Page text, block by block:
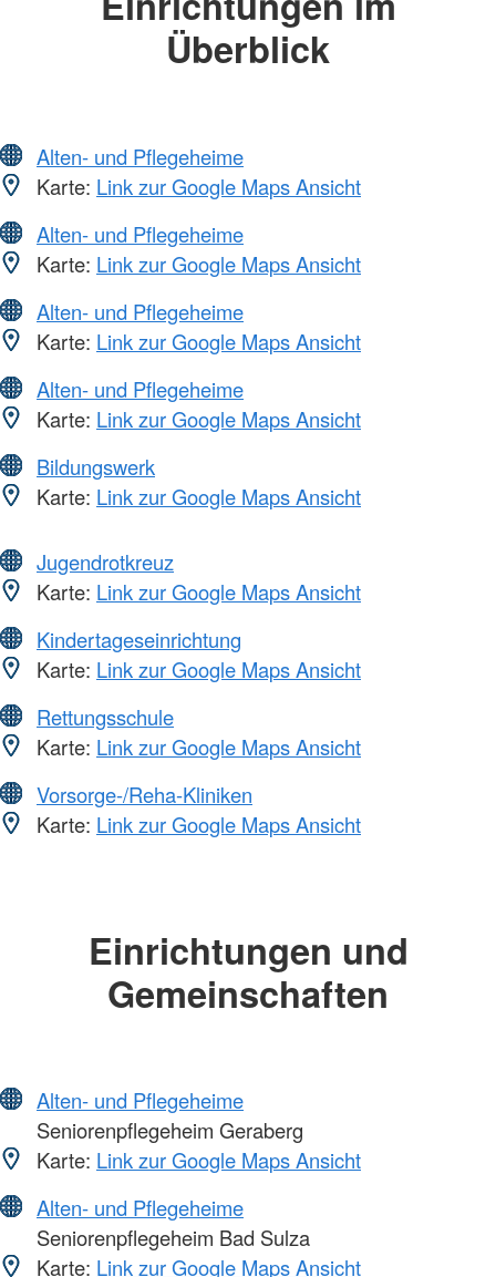
Überblick
Alten- und Pflegeheime
Karte: Link zur Google Maps Ansicht
Alten- und Pflegeheime
Karte: Link zur Google Maps Ansicht
Alten- und Pflegeheime
Karte: Link zur Google Maps Ansicht
Alten- und Pflegeheime
Karte: Link zur Google Maps Ansicht
Bildungswerk
Karte: Link zur Google Maps Ansicht
Jugendrotkreuz
Karte: Link zur Google Maps Ansicht
Kindertageseinrichtung
Karte: Link zur Google Maps Ansicht
Rettungsschule
Karte: Link zur Google Maps Ansicht
Vorsorge-/Reha-Kliniken
Karte: Link zur Google Maps Ansicht
Einrichtungen und
Gemeinschaften
Alten- und Pflegeheime
Seniorenpflegeheim Geraberg
Karte: Link zur Google Maps Ansicht
Alten- und Pflegeheime
Seniorenpflegeheim Bad Sulza
Karte: Link zur Google Maps Ansicht